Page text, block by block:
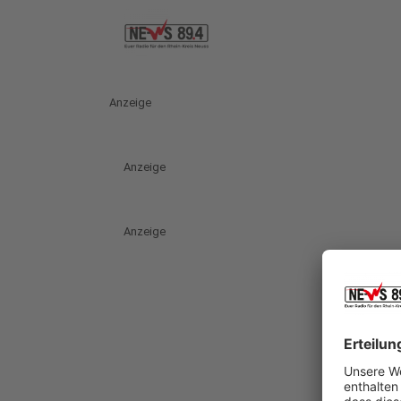
Anzeige
Anzeige
Anzeige